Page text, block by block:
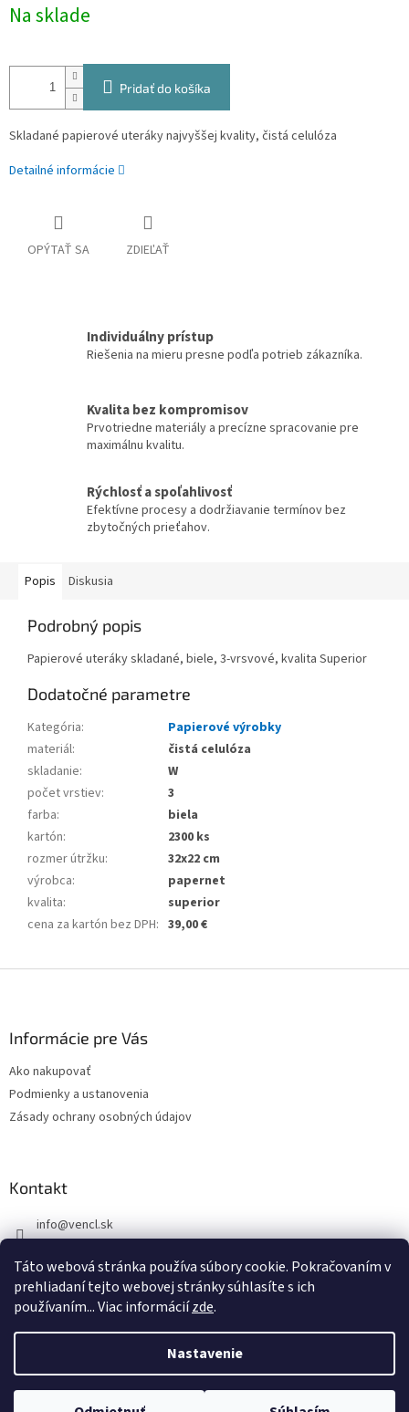
Táto webová stránka používa súbory cookie. Pokračovaním v
prehliadaní tejto webovej stránky súhlasíte s ich
používaním... Viac informáciízde.
Nastavenie
Tento e-shop je určený výhradne pre firmy a podnikateľov (B2B).
cena:
Na sklade
Pridať do košíka
Skladané papierové uteráky najvyššej kvality, čistá celulóza
Detailné informácie
OPÝTAŤ SA ZDIEĽAŤ
Individuálny prístup
Riešenia na mieru presne podľa potrieb zákazníka.
Kvalita bez kompromisov
Prvotriedne materiály a precízne spracovanie pre
maximálnu kvalitu.
Rýchlosť a spoľahlivosť
Efektívne procesy a dodržiavanie termínov bez
zbytočných prieťahov.
Popis Diskusia
Podrobný popis
Papierové uteráky skladané, biele, 3-vrsvové, kvalita Superior
Dodatočné parametre
Kategória:
Papierové výrobky
materiál:
čistá celulóza
skladanie:
W
počet vrstiev:
3
farba:
biela
kartón:
2300 ks
rozmer útržku:
32x22 cm
výrobca:
papernet
kvalita:
superior
cena za kartón bez DPH: 39,00 €
Informácie pre Vás
Ako nakupovať
Podmienky a ustanovenia
Zásady ochrany osobných údajov
Kontakt
info@vencl.sk
Vytvoril Shoptet